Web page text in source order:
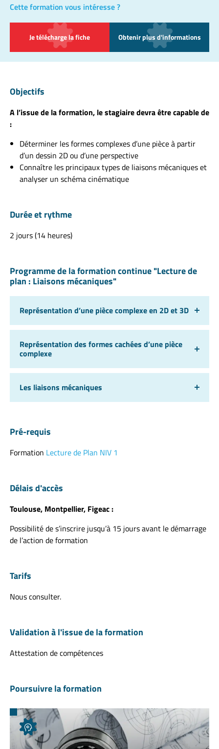
Cette formation vous intéresse ?
Je télécharge la fiche Obtenir plus d'informations
Objectifs
A l’issue de la formation, le stagiaire devra être capable de
:
Déterminer les formes complexes d’une pièce à partir
d’un dessin 2D ou d’une perspective
Connaître les principaux types de liaisons mécaniques et
analyser un schéma cinématique
Durée et rythme
2 jours (14 heures)
Programme de la formation continue "Lecture de
plan : Liaisons mécaniques"
Représentation d’une pièce complexe en 2D et 3D
Représentation des formes cachées d’une pièce
complexe
Les liaisons mécaniques
Pré-requis
Formation Lecture de Plan NIV 1
Délais d'accès
Toulouse, Montpellier, Figeac :
Possibilité de s’inscrire jusqu’à 15 jours avant le démarrage
de l’action de formation
Tarifs
Nous consulter.
Validation à l'issue de la formation
Attestation de compétences
Poursuivre la formation